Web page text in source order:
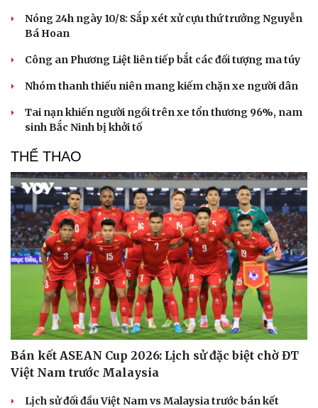
Nóng 24h ngày 10/8: Sắp xét xử cựu thứ trưởng Nguyễn
Bá Hoan
Công an Phương Liệt liên tiếp bắt các đối tượng ma túy
Nhóm thanh thiếu niên mang kiếm chặn xe người dân
Tai nạn khiến người ngồi trên xe tổn thương 96%, nam
sinh Bắc Ninh bị khởi tố
THỂ THAO
Bán kết ASEAN Cup 2026: Lịch sử đặc biệt chờ ĐT
Việt Nam trước Malaysia
Lịch sử đối đầu Việt Nam vs Malaysia trước bán kết